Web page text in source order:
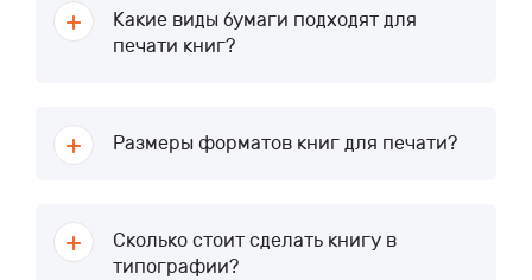
Какие виды бумаги подходят для
печати книг?
Размеры форматов книг для печати?
Сколько стоит сделать книгу в
типографии?